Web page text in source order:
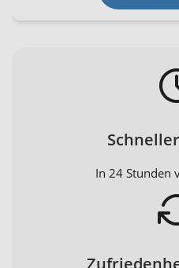
In 24 Stunden